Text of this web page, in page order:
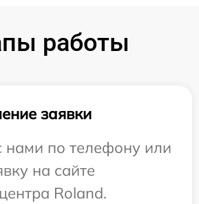
работы
заявки
нами по телефону или
на сайте
Roland.